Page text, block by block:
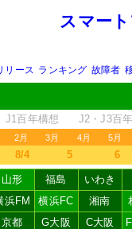
スマー
リース ランキング 故障者
J1百年構想 J2・J3百
2月 3月 4月 5月
8/4 5 6
山形 福島
いわき
浜FM 横浜FC 湘南
京都 G大阪 C大阪